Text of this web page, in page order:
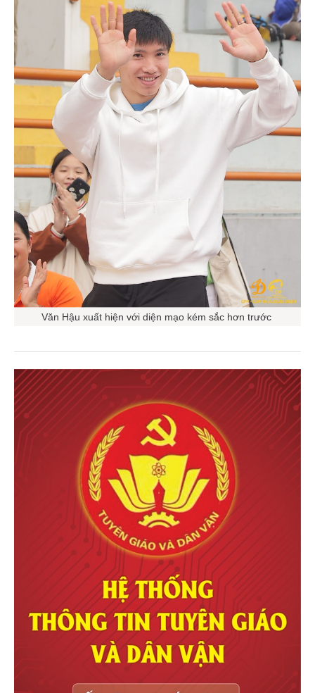
Văn Hậu xuất hiện với diện mạo kém sắc hơn trước